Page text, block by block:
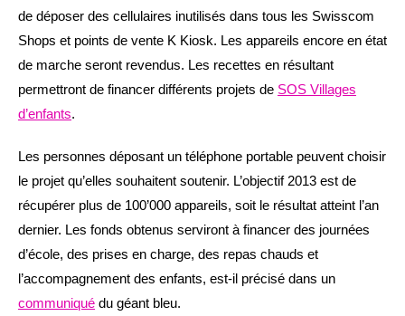
de déposer des cellulaires inutilisés dans tous les Swisscom
Shops et points de vente K Kiosk. Les appareils encore en état
de marche seront revendus. Les recettes en résultant
permettront de financer différents projets de SOS Villages
d’enfants.
Les personnes déposant un téléphone portable peuvent choisir
le projet qu’elles souhaitent soutenir. L’objectif 2013 est de
récupérer plus de 100’000 appareils, soit le résultat atteint l’an
dernier. Les fonds obtenus serviront à financer des journées
d’école, des prises en charge, des repas chauds et
l’accompagnement des enfants, est-il précisé dans un
communiqué du géant bleu.